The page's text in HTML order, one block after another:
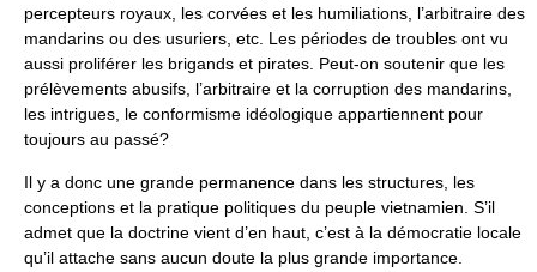
percepteurs royaux, les corvées et les humiliations, l’arbitraire des
mandarins ou des usuriers, etc. Les périodes de troubles ont vu
aussi proliférer les brigands et pirates. Peut-on soutenir que les
prélèvements abusifs, l’arbitraire et la corruption des mandarins,
les intrigues, le conformisme idéologique appartiennent pour
toujours au passé?
Il y a donc une grande permanence dans les structures, les
conceptions et la pratique politiques du peuple vietnamien. S’il
admet que la doctrine vient d’en haut, c’est à la démocratie locale
qu’il attache sans aucun doute la plus grande importance.